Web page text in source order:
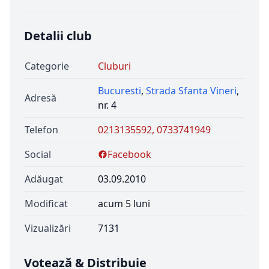
Detalii club
Categorie Cluburi
Adresă
Bucuresti, Strada Sfanta Vineri,
nr. 4
Telefon
0213135592, 0733741949
Social
Facebook
Adăugat
03.09.2010
Modificat
acum 5 luni
Vizualizări
7131
Votează & Distribuie